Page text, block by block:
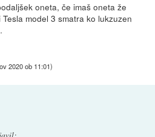
oneta, če imaš oneta že
model 3 smatra ko lukzuzen
2020 ob 11:01)